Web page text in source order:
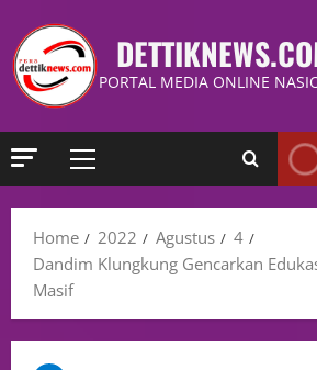
PORTAL MEDIA ONLINE
Home 2022 Agustus
4
Dandim Klungkung Gencarkan
Masif